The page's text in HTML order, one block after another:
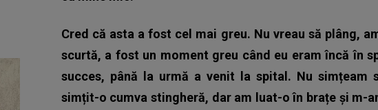
Cred că asta a fost cel mai greu. Nu vreau să plâng,
scurtă, a fost un moment greu când eu eram încă în
succes, până la urmă a venit la spital. Nu simțeam
simțit-o cumva stingheră, dar am luat-o în brațe și m-